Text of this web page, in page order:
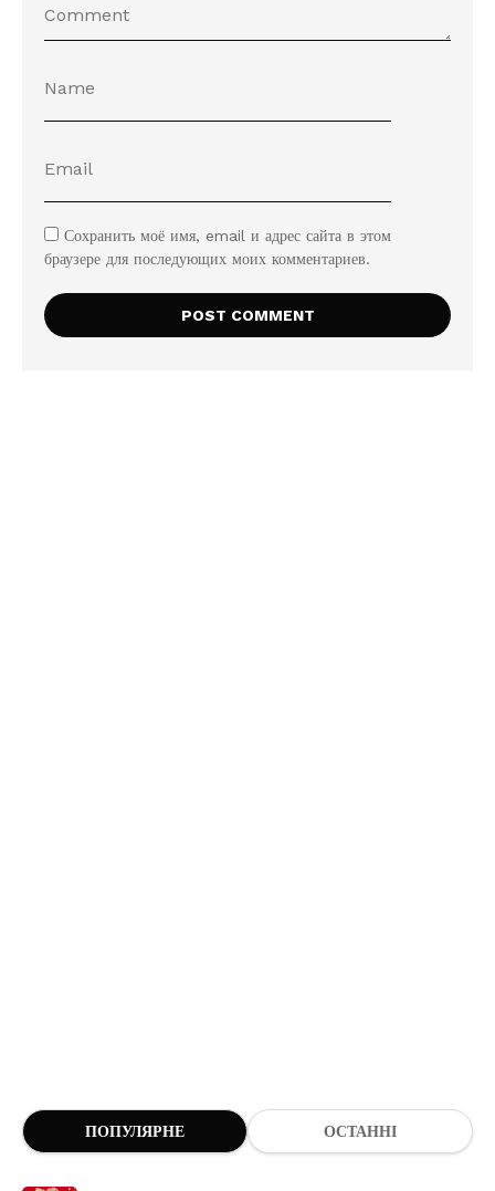
Сохранить моё имя, email и адрес сайта в этом
браузере для последующих моих комментариев.
ПОПУЛЯРНЕ ОСТАННІ